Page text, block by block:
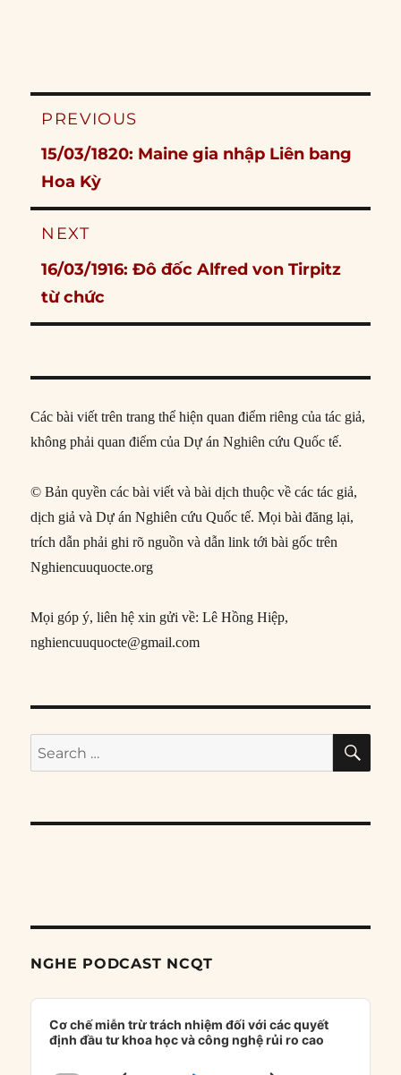
Post
PREVIOUS
Previous
post:
15/03/1820: Maine gia nhập Liên bang
Hoa Kỳ
NEXT
Next
post:
16/03/1916: Đô đốc Alfred von Tirpitz
từ chức
Các bài viết trên trang thể hiện quan điểm riêng của tác giả,
không phải quan điểm của Dự án Nghiên cứu Quốc tế.
© Bản quyền các bài viết và bài dịch thuộc về các tác giả,
dịch giả và Dự án Nghiên cứu Quốc tế. Mọi bài đăng lại,
trích dẫn phải ghi rõ nguồn và dẫn link tới bài gốc trên
Nghiencuuquocte.org
Mọi góp ý, liên hệ xin gửi về: Lê Hồng Hiệp,
nghiencuuquocte@gmail.com
Search
for:
NGHE PODCAST NCQT
Audio
Player
Cơ chế miễn trừ trách nhiệm đối với các quyết
định đầu tư khoa học và công nghệ rủi ro cao